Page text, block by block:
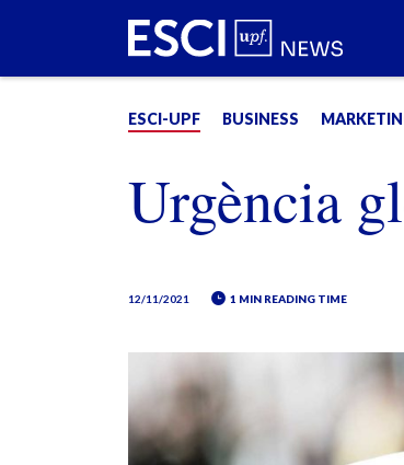
ESCI-UPF BUSINESS
Urgència
12/11/2021 1 MIN READING TIME